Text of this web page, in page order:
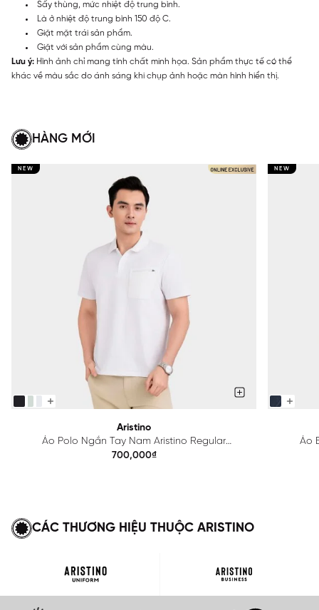
Sấy thùng, mức nhiệt độ trung bình.
Là ở nhiệt độ trung bình 150 độ C.
Giặt mặt trái sản phẩm.
Giặt với sản phẩm cùng màu.
Lưu ý: Hình ảnh chỉ mang tính chất minh họa. Sản phẩm thực tế có thể
khác về màu sắc do ánh sáng khi chụp ảnh hoặc màn hình hiển thị.
HÀNG MỚI
NEW
Aristino
Áo Polo Ngắn Tay Nam Aristino Regular
APS615EDP01
700,000₫
NEW
Áo
CÁC THƯƠNG HIỆU THUỘC ARISTINO